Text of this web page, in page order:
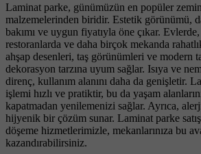
Laminat parke, günümüzün en popüler
malzemelerinden biridir. Estetik görünümü,
bakımı ve uygun fiyatıyla öne çıkar.
restoranlarda ve daha birçok mekanda
ahşap desenleri, taş görünümleri ve modern
dekorasyon tarzına uyum sağlar. Isıya ve
direnç, kullanım alanını daha da genişletir.
işlemi hızlı ve pratiktir, bu da yaşam
kapatmadan yenilemenizi sağlar. Ayrıca,
hijyenik bir çözüm sunar. Laminat parke
döşeme hizmetlerimizle, mekanlarınıza bu
kazandırabilirsiniz.